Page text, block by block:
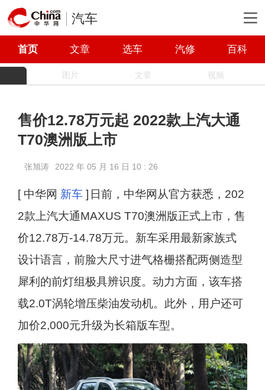
汽车
首页 文章 选车 汽修 百科
图片 文章 视频
售价12.78万元起 2022款上汽大通
T70澳洲版上市
张旭涛 2022 年 05 月 16 日 10 : 26
[ 中华网 新车] 日前，中华网从官方获悉，202
2款上汽大通MAXUS T70澳洲版正式上市，售
价12.78万-14.78万元。新车采用最新家族式
设计语言，前脸大尺寸进气格栅搭配两侧造型
犀利的前灯组极具辨识度。动力方面，该车搭
载2.0T涡轮增压柴油发动机。此外，用户还可
加价2,000元升级为长箱版车型。